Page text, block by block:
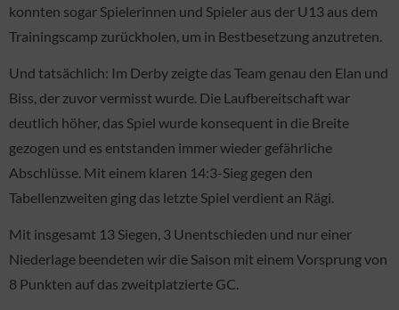
konnten sogar Spielerinnen und Spieler aus der U13 aus dem
Trainingscamp zurückholen, um in Bestbesetzung anzutreten.
Und tatsächlich: Im Derby zeigte das Team genau den Elan und
Biss, der zuvor vermisst wurde. Die Laufbereitschaft war
deutlich höher, das Spiel wurde konsequent in die Breite
gezogen und es entstanden immer wieder gefährliche
Abschlüsse. Mit einem klaren 14:3-Sieg gegen den
Tabellenzweiten ging das letzte Spiel verdient an Rägi.
Mit insgesamt 13 Siegen, 3 Unentschieden und nur einer
Niederlage beendeten wir die Saison mit einem Vorsprung von
8 Punkten auf das zweitplatzierte GC.